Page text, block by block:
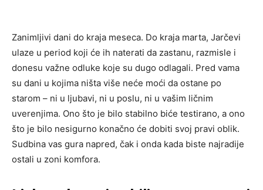
Zanimljivi dani do kraja meseca. Do kraja marta, Jarčevi
ulaze u period koji će ih naterati da zastanu, razmisle i
donesu važne odluke koje su dugo odlagali. Pred vama
su dani u kojima ništa više neće moći da ostane po
starom – ni u ljubavi, ni u poslu, ni u vašim ličnim
uverenjima. Ono što je bilo stabilno biće testirano, a ono
što je bilo nesigurno konačno će dobiti svoj pravi oblik.
Sudbina vas gura napred, čak i onda kada biste najradije
ostali u zoni komfora.